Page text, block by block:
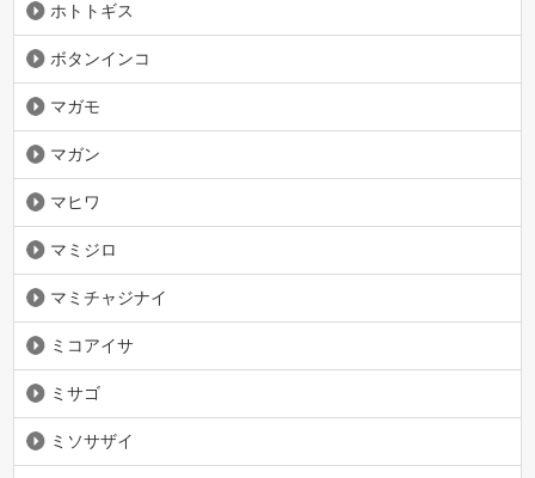
ホトトギス
ボタンインコ
マガモ
マガン
マヒワ
マミジロ
マミチャジナイ
ミコアイサ
ミサゴ
ミソサザイ